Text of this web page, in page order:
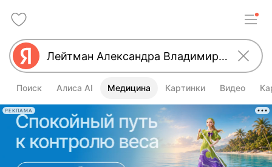
Поиск Алиса AI Медицина Картинки Видео
РЕКЛАМА